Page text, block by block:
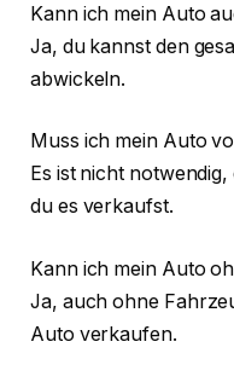
Kann ich mein Auto
Ja, du kannst den
abwickeln.
Muss ich mein Auto
Es ist nicht
du es verkaufst.
Kann ich mein Auto
Ja, auch ohne
Auto verkaufen.